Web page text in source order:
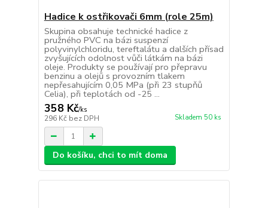
Hadice k ostřikovači 6mm (role 25m)
Skupina obsahuje technické hadice z
pružného PVC na bázi suspenzí
polyvinylchloridu, tereftalátu a dalších přísad
zvyšujících odolnost vůči látkám na bázi
oleje. Produkty se používají pro přepravu
benzinu a olejů s provozním tlakem
nepřesahujícím 0,05 MPa (při 23 stupňů
Celia), při teplotách od -25 ...
358 Kč/ks
296 Kč bez DPH Skladem 50 ks
Do košíku, chci to mít doma